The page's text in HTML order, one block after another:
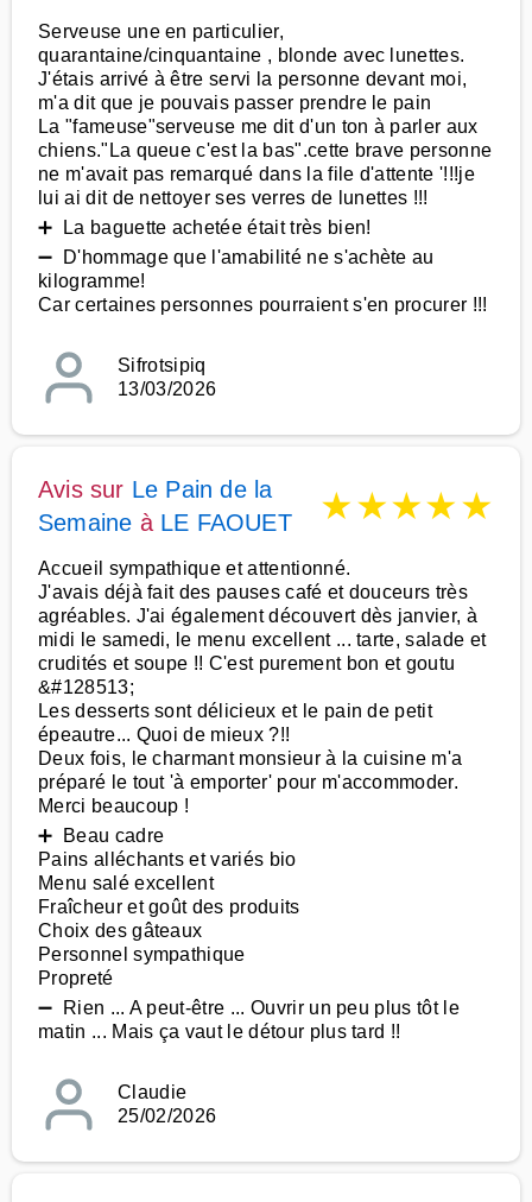
Serveuse une en particulier,
quarantaine/cinquantaine , blonde avec lunettes.
J'étais arrivé à être servi la personne devant moi,
m'a dit que je pouvais passer prendre le pain
La "fameuse"serveuse me dit d'un ton à parler aux
chiens."La queue c'est la bas".cette brave personne
ne m'avait pas remarqué dans la file d'attente '!!!je
lui ai dit de nettoyer ses verres de lunettes !!!
➕ La baguette achetée était très bien!
➖ D'hommage que l'amabilité ne s'achète au
kilogramme!
Car certaines personnes pourraient s'en procurer !!!
Sifrotsipiq
13/03/2026
Avis sur Le Pain de la
Semaine à LE FAOUET ★★★★★
Accueil sympathique et attentionné.
J'avais déjà fait des pauses café et douceurs très
agréables. J'ai également découvert dès janvier, à
midi le samedi, le menu excellent ... tarte, salade et
crudités et soupe !! C'est purement bon et goutu
&#128513;
Les desserts sont délicieux et le pain de petit
épeautre... Quoi de mieux ?!!
Deux fois, le charmant monsieur à la cuisine m'a
préparé le tout 'à emporter' pour m'accommoder.
Merci beaucoup !
➕ Beau cadre
Pains alléchants et variés bio
Menu salé excellent
Fraîcheur et goût des produits
Choix des gâteaux
Personnel sympathique
Propreté
➖ Rien ... A peut-être ... Ouvrir un peu plus tôt le
matin ... Mais ça vaut le détour plus tard !!
Claudie
25/02/2026